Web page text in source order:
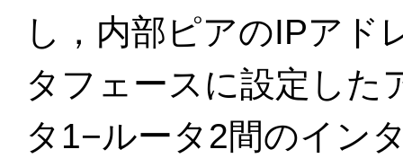
し，内部ピアのIPアド
タフェースに設定した
タ1−ルータ2間のイン